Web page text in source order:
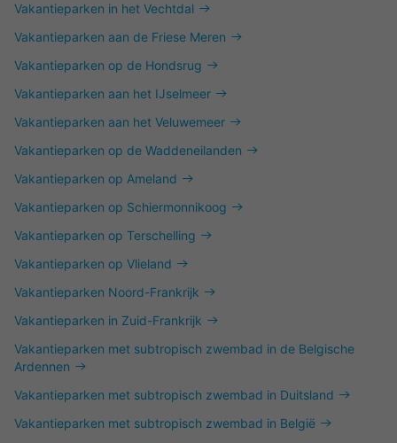
Vakantieparken in het Vechtdal
Vakantieparken aan de Friese Meren
Vakantieparken op de Hondsrug
Vakantieparken aan het IJselmeer
Vakantieparken aan het Veluwemeer
Vakantieparken op de Waddeneilanden
Vakantieparken op Ameland
Vakantieparken op Schiermonnikoog
Vakantieparken op Terschelling
Vakantieparken op Vlieland
Vakantieparken Noord-Frankrijk
Vakantieparken in Zuid-Frankrijk
Vakantieparken met subtropisch zwembad in de Belgische
Ardennen
Vakantieparken met subtropisch zwembad in Duitsland
Vakantieparken met subtropisch zwembad in België